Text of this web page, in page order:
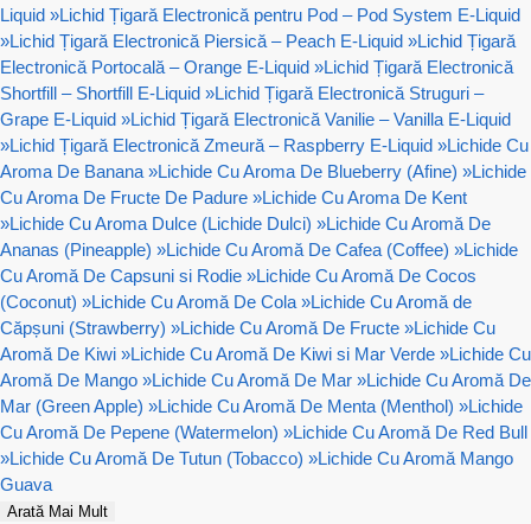
Liquid »Lichid Țigară Electronică pentru Pod – Pod System E-Liquid
»Lichid Țigară Electronică Piersică – Peach E-Liquid »Lichid Țigară
Electronică Portocală – Orange E-Liquid »Lichid Țigară Electronică
Shortfill – Shortfill E-Liquid »Lichid Țigară Electronică Struguri –
Grape E-Liquid »Lichid Țigară Electronică Vanilie – Vanilla E-Liquid
»Lichid Țigară Electronică Zmeură – Raspberry E-Liquid »Lichide Cu
Aroma De Banana »Lichide Cu Aroma De Blueberry (Afine) »Lichide
Cu Aroma De Fructe De Padure »Lichide Cu Aroma De Kent
»Lichide Cu Aroma Dulce (Lichide Dulci) »Lichide Cu Aromă De
Ananas (Pineapple) »Lichide Cu Aromă De Cafea (Coffee) »Lichide
Cu Aromă De Capsuni si Rodie »Lichide Cu Aromă De Cocos
(Coconut) »Lichide Cu Aromă De Cola »Lichide Cu Aromă de
Căpșuni (Strawberry) »Lichide Cu Aromă De Fructe »Lichide Cu
Aromă De Kiwi »Lichide Cu Aromă De Kiwi si Mar Verde »Lichide Cu
Aromă De Mango »Lichide Cu Aromă De Mar »Lichide Cu Aromă De
Mar (Green Apple) »Lichide Cu Aromă De Menta (Menthol) »Lichide
Cu Aromă De Pepene (Watermelon) »Lichide Cu Aromă De Red Bull
»Lichide Cu Aromă De Tutun (Tobacco) »Lichide Cu Aromă Mango
Guava
Arată Mai Mult